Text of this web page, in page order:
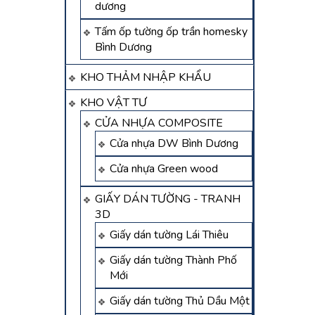
dương
Tấm ốp tường ốp trần homesky
Bình Dương
KHO THẢM NHẬP KHẨU
KHO VẬT TƯ
CỬA NHỰA COMPOSITE
Cửa nhựa DW Bình Dương
Cửa nhựa Green wood
GIẤY DÁN TƯỜNG - TRANH
3D
Giấy dán tường Lái Thiêu
Giấy dán tường Thành Phố
Mới
Giấy dán tường Thủ Dầu Một